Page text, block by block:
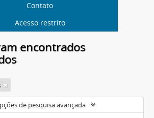
Contato
Acesso restrito
encontrados
de pesquisa avançada